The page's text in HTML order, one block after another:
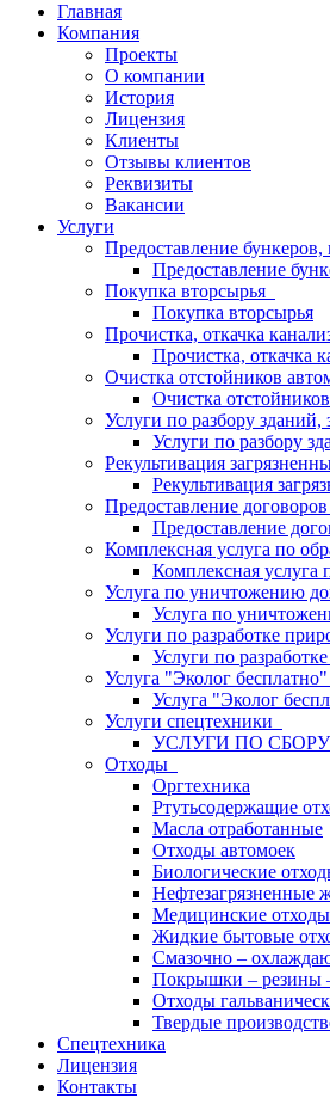
Главная
Компания
Проекты
О компании
История
Лицензия
Клиенты
Отзывы клиентов
Реквизиты
Вакансии
Услуги
Предоставление
Предоставление
Покупка вторсырья
Покупка вторсырья
Прочистка, откачка
Прочистка, откачка
Очистка отстойников
Очистка
Услуги по разбору зданий,
Услуги по разбору
Рекультивация
Рекультивация
Предоставление
Предоставление
Комплексная услуга по
Комплексная услуга
Услуга по уничтожению
Услуга по
Услуги по разработке
Услуги по
Услуга "Эколог бесплатно"
Услуга "Эколог
Услуги спецтехники
УСЛУГИ ПО
Отходы
Оргтехника
Ртутьсодержащие
Масла отработанные
Отходы автомоек
Биологические
Нефтезагрязненные
Медицинские
Жидкие бытовые
Смазочно –
Покрышки – резины
Отходы
Твердые
Спецтехника
Лицензия
Контакты